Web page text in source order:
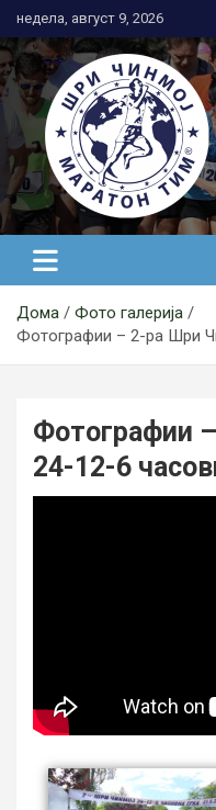
to
content
недела, август 9, 2026
АК Шри
Маратон
Дома
Фото галерија
Фотографии – 2-ра Шри
Фотографии
24-12-6